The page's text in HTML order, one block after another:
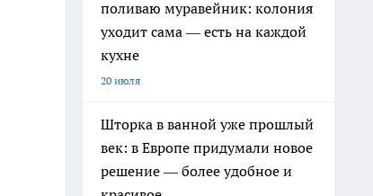
поливаю муравейник: колония
уходит сама — есть на каждой
кухне
20 июля
Шторка в ванной уже прошлый
век: в Европе придумали новое
решение — более удобное и